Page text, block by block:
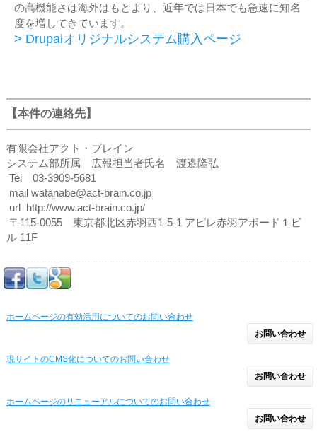
の高機能さは海外はもとより、近年では日本でも急速に知名
度を増してきています。
> Drupalオリジナルシステム購入ページ
【本件の連絡先】
有限会社アクト・ブレイン
システム部所属 広報担当者氏名 渡邉隆弘
Tel 03-3909-5681
mail watanabe@act-brain.co.jp
url http://www.act-brain.co.jp/
〒115-0055 東京都北区赤羽西1-5-1 アピレ赤羽アボード１ビ
ル 11F
ホームページの有効活用についてのお問い合わせ
お問い合わせ
現サイトのCMS化についてのお問い合わせ
お問い合わせ
ホームページのリニューアルについてのお問い合わせ
お問い合わせ